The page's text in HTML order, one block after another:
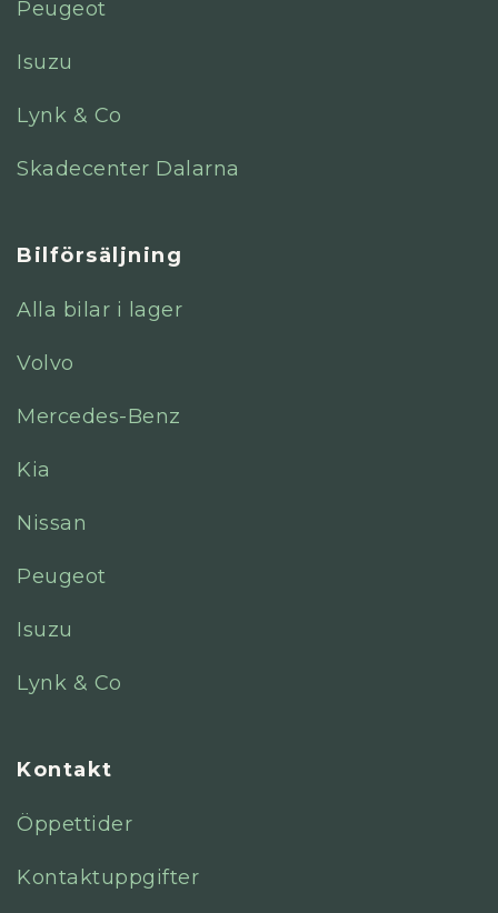
Peugeot
Isuzu
Lynk & Co
Skadecenter Dalarna
Bilförsäljning
Alla bilar i lager
Volvo
Mercedes-Benz
Kia
Nissan
Peugeot
Isuzu
Lynk & Co
Kontakt
Öppettider
Kontaktuppgifter